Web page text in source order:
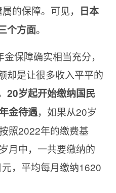
的保障。可见， 日本
个方面。
保障确实相当充分，
却是让很多收入平平的
20岁起开始缴纳国民
金待遇，如果从20岁
照2022年的缴费基
月中，一共要缴纳的
，平均每月缴纳1620